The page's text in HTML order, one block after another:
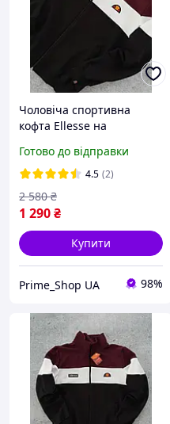
Чоловіча спортивна
кофта Ellesse на
еллесе чорна біла еліс
весна осінь Туреччина
Модна турецька двунитка
Готово до відправки
4.5 (2)
1 290₴
2 580 ₴
Купити
Prime_Shop UA 98%